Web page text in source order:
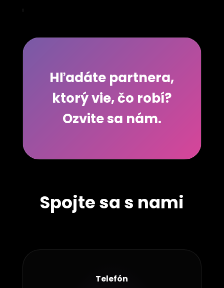
Hľadáte partnera,
ktorý vie, čo robí?
Ozvite sa nám.
Spojte sa s nami
Telefón